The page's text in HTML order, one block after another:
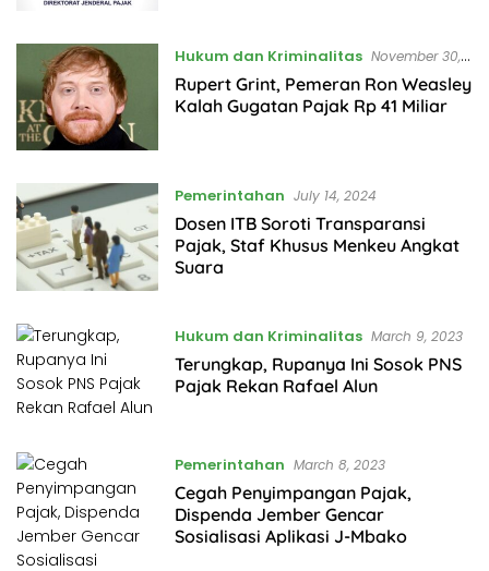
Hukum dan Kriminalitas November 30,
2024
Rupert Grint, Pemeran Ron Weasley
Kalah Gugatan Pajak Rp 41 Miliar
Pemerintahan July 14, 2024
Dosen ITB Soroti Transparansi
Pajak, Staf Khusus Menkeu Angkat
Suara
Hukum dan Kriminalitas March 9, 2023
Terungkap, Rupanya Ini Sosok PNS
Pajak Rekan Rafael Alun
Pemerintahan March 8, 2023
Cegah Penyimpangan Pajak,
Dispenda Jember Gencar
Sosialisasi Aplikasi J-Mbako